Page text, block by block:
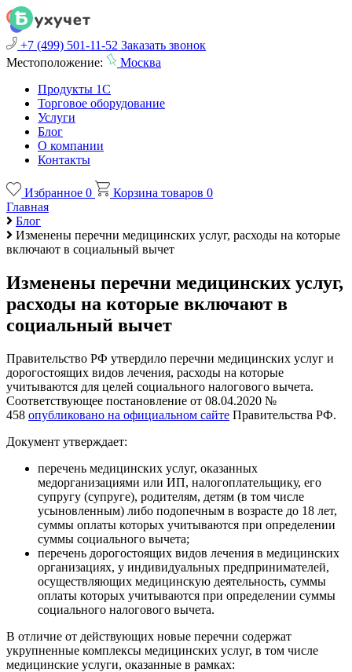
+7 (499) 501-11-52 Заказать звонок
Местоположение:
Москва
Продукты 1С
Торговое оборудование
Услуги
Блог
О компании
Контакты
Избранное 0 Корзина товаров 0
Главная
Блог
Изменены перечни медицинских услуг, расходы на которые
включают в социальный вычет
Изменены перечни медицинских услуг,
расходы на которые включают в
социальный вычет
Правительство РФ утвердило перечни медицинских услуг и
дорогостоящих видов лечения, расходы на которые
учитываются для целей социального налогового вычета.
Соответствующее постановление от 08.04.2020 №
458 опубликовано на официальном сайте Правительства РФ.
Документ утверждает:
перечень медицинских услуг, оказанных
медорганизациями или ИП, налогоплательщику, его
супругу (супруге), родителям, детям (в том числе
усыновленным) либо подопечным в возрасте до 18 лет,
суммы оплаты которых учитываются при определении
суммы социального вычета;
перечень дорогостоящих видов лечения в медицинских
организациях, у индивидуальных предпринимателей,
осуществляющих медицинскую деятельность, суммы
оплаты которых учитываются при определении суммы
социального налогового вычета.
В отличие от действующих новые перечни содержат
укрупненные комплексы медицинских услуг, в том числе
медицинские услуги, оказанные в рамках: